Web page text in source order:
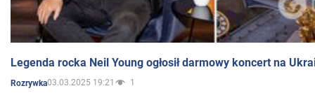
Legenda rocka Neil Young ogłosił darmowy koncert na
Rozrywka03.03.2025 19:21 1